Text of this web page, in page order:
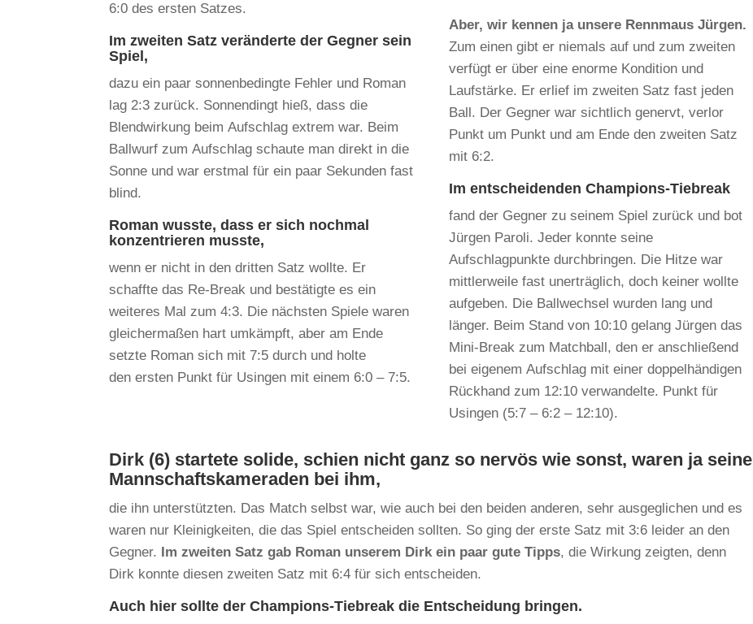
6:0 des ersten Satzes.
Im zweiten Satz veränderte der Gegner sein
Spiel,
dazu ein paar sonnenbedingte Fehler und Roman
lag 2:3 zurück. Sonnendingt hieß, dass die
Blendwirkung beim Aufschlag extrem war. Beim
Ballwurf zum Aufschlag schaute man direkt in die
Sonne und war erstmal für ein paar Sekunden fast
blind.
Roman wusste, dass er sich nochmal
konzentrieren musste,
wenn er nicht in den dritten Satz wollte. Er
schaffte das Re-Break und bestätigte es ein
weiteres Mal zum 4:3. Die nächsten Spiele waren
gleichermaßen hart umkämpft, aber am Ende
setzte Roman sich mit 7:5 durch und holte
den ersten Punkt für Usingen mit einem 6:0 – 7:5.
Aber, wir kennen ja unsere Rennmaus Jürgen.
Zum einen gibt er niemals auf und zum zweiten
verfügt er über eine enorme Kondition und
Laufstärke. Er erlief im zweiten Satz fast jeden
Ball. Der Gegner war sichtlich genervt, verlor
Punkt um Punkt und am Ende den zweiten Satz
mit 6:2.
Im entscheidenden Champions-Tiebreak
fand der Gegner zu seinem Spiel zurück und bot
Jürgen Paroli. Jeder konnte seine
Aufschlagpunkte durchbringen. Die Hitze war
mittlerweile fast unerträglich, doch keiner wollte
aufgeben. Die Ballwechsel wurden lang und
länger. Beim Stand von 10:10 gelang Jürgen das
Mini-Break zum Matchball, den er anschließend
bei eigenem Aufschlag mit einer doppelhändigen
Rückhand zum 12:10 verwandelte. Punkt für
Usingen (5:7 – 6:2 – 12:10).
Dirk (6) startete solide, schien nicht ganz so nervös wie sonst, waren ja seine
Mannschaftskameraden bei ihm,
die ihn unterstützten. Das Match selbst war, wie auch bei den beiden anderen, sehr ausgeglichen und es
waren nur Kleinigkeiten, die das Spiel entscheiden sollten. So ging der erste Satz mit 3:6 leider an den
Gegner. Im zweiten Satz gab Roman unserem Dirk ein paar gute Tipps, die Wirkung zeigten, denn
Dirk konnte diesen zweiten Satz mit 6:4 für sich entscheiden.
Auch hier sollte der Champions-Tiebreak die Entscheidung bringen.